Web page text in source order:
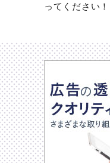
ってください！